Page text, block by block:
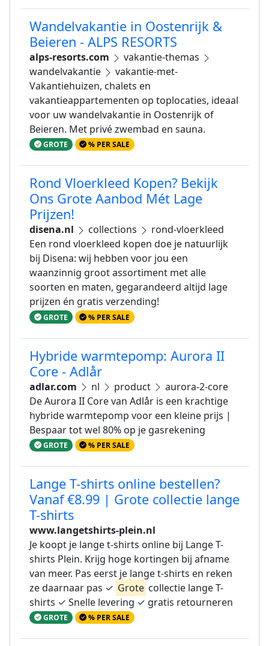
Wandelvakantie in Oostenrijk &
Beieren - ALPS RESORTS
alps-resorts.com
vakantie-themas
wandelvakantie
vakantie-met-
Vakantiehuizen, chalets en
vakantieappartementen op toplocaties, ideaal
voor uw wandelvakantie in Oostenrijk of
Beieren. Met privé zwembad en sauna.
GROTE % PER SALE
Rond Vloerkleed Kopen? Bekijk
Ons Grote Aanbod Mét Lage
Prijzen!
disena.nl collections
rond-vloerkleed
Een rond vloerkleed kopen doe je natuurlijk
bij Disena: wij hebben voor jou een
waanzinnig groot assortiment met alle
soorten en maten, gegarandeerd altijd lage
prijzen én gratis verzending!
GROTE % PER SALE
Hybride warmtepomp: Aurora II
Core - Adlår
adlar.com nl product
aurora-2-core
De Aurora II Core van Adlår is een krachtige
hybride warmtepomp voor een kleine prijs |
Bespaar tot wel 80% op je gasrekening
GROTE % PER SALE
Lange T-shirts online bestellen?
Vanaf €8.99 | Grote collectie lange
T-shirts
www.langetshirts-plein.nl
Je koopt je lange t-shirts online bij Lange T-
shirts Plein. Krijg hoge kortingen bij afname
van meer. Pas eerst je lange t-shirts en reken
ze daarnaar pas ✓ Grote collectie lange T-
shirts ✓ Snelle levering ✓ gratis retourneren
GROTE % PER SALE